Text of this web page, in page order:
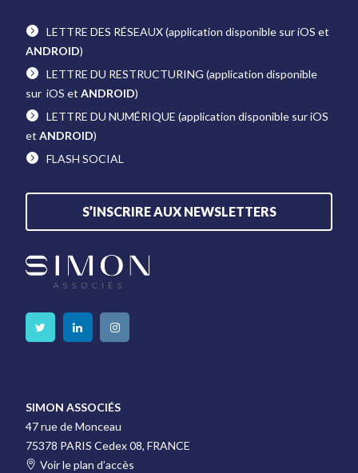
LETTRE DES RÉSEAUX(application disponible sur iOS et
ANDROID)
LETTRE DU RESTRUCTURING (application disponible
sur iOS etANDROID)
LETTRE DU NUMÉRIQUE (application disponible sur iOS
etANDROID)
FLASH SOCIAL
S’INSCRIRE AUX NEWSLETTERS
SIMON ASSOCIÉS
47 rue de Monceau
75378 PARIS Cedex 08, FRANCE
Voir le plan d’accès